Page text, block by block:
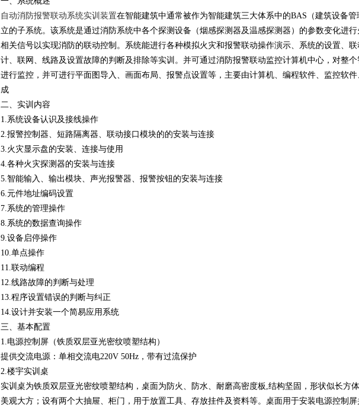
自动消防报警联动系统实训装置在智能建筑中通常被作为智能建筑三大体系中的BAS（建筑设备
立的子系统。该系统是通过消防系统中各个探测设备（烟感探测器及温感探测器）的参数变化进
相关信号以实现消防的联动控制。系统能进行各种模拟火灾和报警联动操作演示、系统的设置、
计、联网、线路及设置故障的判断及排除等实训。并可通过消防报警联动监控计算机中心，对整
进行监控，并可进行平面图导入、画面布局、报警点设置等，主要由计算机、编程软件、监控软件
成
二、实训内容
1.系统设备认识及接线操作
2.报警控制器、短路隔离器、联动接口模块的的安装与连接
3.火灾显示盘的安装、连接与使用
4.各种火灾探测器的安装与连接
5.智能输入、输出模块、声光报警器、报警按钮的安装与连接
6.元件地址编码设置
7.系统的管理操作
8.系统的数据查询操作
9.设备启停操作
10.单点操作
11.联动编程
12.线路故障的判断与处理
13.程序设置错误的判断与纠正
14.设计并安装一个简易应用系统
三、基本配置
1.电源控制屏（铁质双层亚光密纹喷塑结构）
提供交流电源：单相交流电220V 50Hz，带有过流保护
2.楼宇实训桌
实训桌为铁质双层亚光密纹喷塑结构，桌面为防火、防水、耐磨高密度板,结构坚固，形状似长方
美观大方；设有两个大抽屉、柜门，用于放置工具、存放挂件及资料等。桌面用于安装电源控制